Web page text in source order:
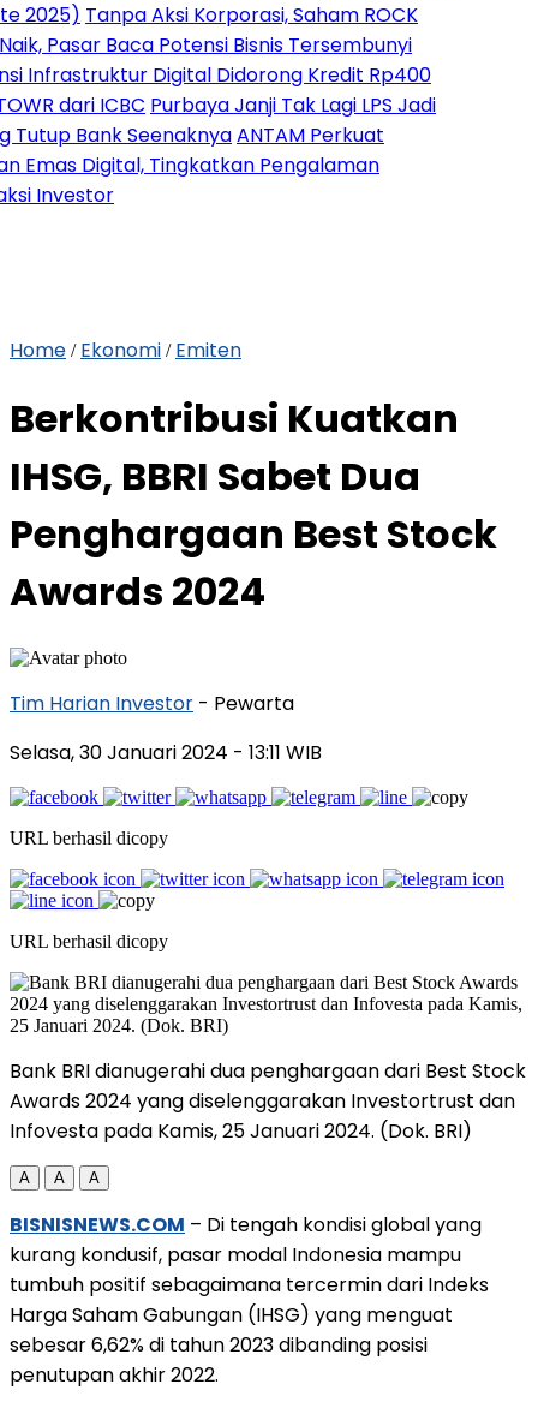
Tanpa Aksi Korporasi, Saham ROCK
Baca Potensi Bisnis Tersembunyi
Digital Didorong Kredit Rp400
ICBCPurbaya Janji Tak Lagi LPS Jadi
SeenaknyaANTAM Perkuat
Tingkatkan Pengalaman
Home / Ekonomi / Emiten
Berkontribusi Kuatkan
IHSG, BBRI Sabet Dua
Penghargaan Best Stock
Awards 2024
Tim Harian Investor - Pewarta
Selasa, 30 Januari 2024 - 13:11 WIB
URL berhasil dicopy
URL berhasil dicopy
Bank BRI dianugerahi dua penghargaan dari Best Stock
Awards 2024 yang diselenggarakan Investortrust dan
Infovesta pada Kamis, 25 Januari 2024. (Dok. BRI)
A A A
BISNISNEWS.COM – Di tengah kondisi global yang
kurang kondusif, pasar modal Indonesia mampu
tumbuh positif sebagaimana tercermin dari Indeks
Harga Saham Gabungan (IHSG) yang menguat
sebesar 6,62% di tahun 2023 dibanding posisi
penutupan akhir 2022.